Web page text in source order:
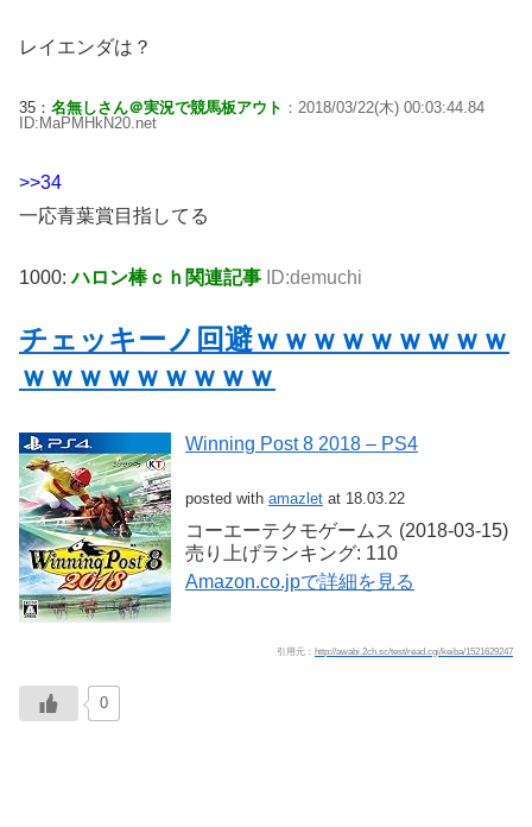
レイエンダは？
35： 名無しさん＠実況で競馬板アウト ：2018/03/22(木) 00:03:44.84
ID:MaPMHkN20.net
>>34
一応青葉賞目指してる
1000:ハロン棒ｃｈ関連記事 ID:demuchi
チェッキーノ回避ｗｗｗｗｗｗｗｗｗ
ｗｗｗｗｗｗｗｗｗ
Winning Post 8 2018 – PS4
posted with amazlet at 18.03.22
コーエーテクモゲームス (2018-03-15)
売り上げランキング: 110
Amazon.co.jpで詳細を見る
引用元： http://awabi.2ch.sc/test/read.cgi/keiba/1521629247
0